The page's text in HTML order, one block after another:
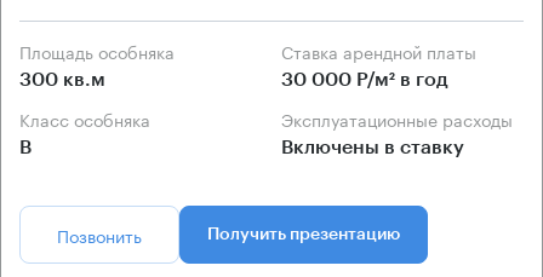
Площадь особняка
300 кв.м
Ставка арендной платы
30 000 Р/м² в год
Класс особняка
B
Эксплуатационные расходы
Включены в ставку
Позвонить Получить презентацию